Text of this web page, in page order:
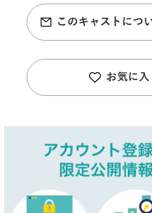
このキャストにつ
お気に